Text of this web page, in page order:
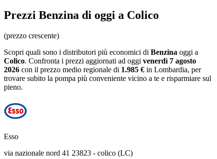
Prezzi Benzina di oggi a Colico
(prezzo crescente)
Scopri quali sono i distributori più economici di Benzina oggi a
Colico. Confronta i prezzi aggiornati ad oggi venerdì 7 agosto
2026 con il prezzo medio regionale di 1.985 € in Lombardia, per
trovare subito la pompa più conveniente vicino a te e risparmiare sul
pieno.
Esso
via nazionale nord 41 23823 - colico (LC)